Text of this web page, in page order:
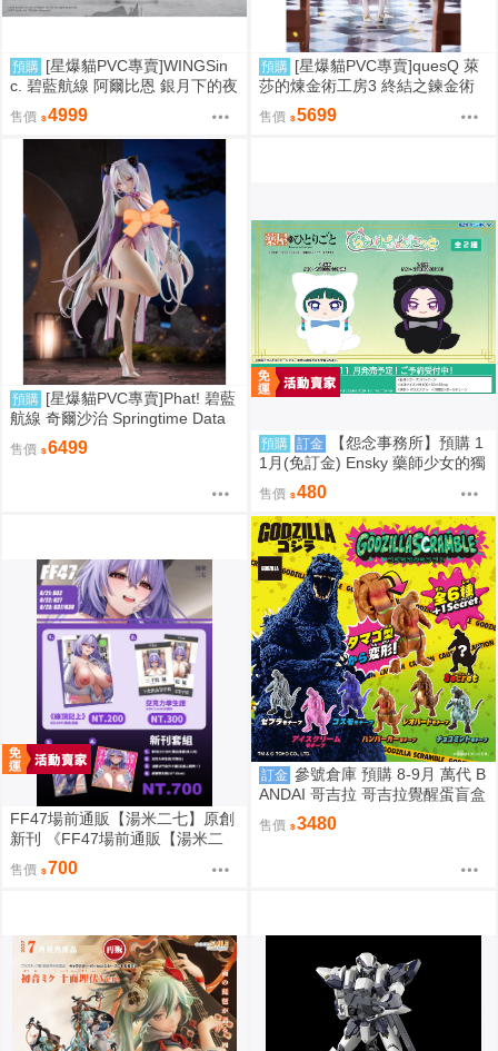
預購 [星爆貓PVC專賣]WINGSin
c. 碧藍航線 阿爾比恩 銀月下的夜
之眷屬 1/7 預計2028/01到貨
售價 4999
預購 [星爆貓PVC專賣]quesQ 萊
莎的煉金術工房3 終結之鍊金術
士與秘密鑰匙 萊莎琳・斯托特 婚
紗Ver. 1/7 預計2027/07到貨
售價 5699
預購 [星爆貓PVC專賣]Phat! 碧藍
航線 奇爾沙治 Springtime Data
預計2027/11到貨
售價 6499 預購 訂金
【怨念事務所】預購 1
1月(免訂金) Ensky 藥師少女的獨
語 Q版動物裝珠鍊布偶吊飾 娃娃
2款分售 0816
售價 480
FF47場前通販【湯米二七】原創
新刊 《FF47場前通販【湯米二
七】原創新刊 《綠鼎記上（下
略）》 壓克力磁吸滑軌學生證 感
證 簽感謝簽名板トミー27 ［箱庭
交響曲-通販］
售價 700
訂金 參號倉庫 預購 8-9月 萬代 B
ANDAI 哥吉拉 哥吉拉覺醒蛋盲盒
中盒12入 812超取免訂
售價 3480